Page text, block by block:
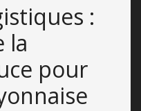
:
la
pour